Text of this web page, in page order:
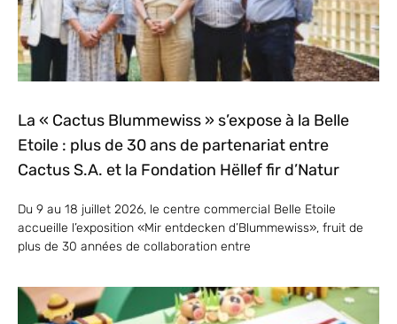
La « Cactus Blummewiss » s’expose à la Belle
Etoile : plus de 30 ans de partenariat entre
Cactus S.A. et la Fondation Hëllef fir d’Natur
Du 9 au 18 juillet 2026, le centre commercial Belle Etoile
accueille l’exposition «Mir entdecken d’Blummewiss», fruit de
plus de 30 années de collaboration entre